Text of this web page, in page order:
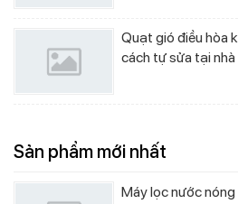
Quạt gió điều hòa
cách tự sửa tại nhà
Sản phẩm mới nhất
Máy lọc nước